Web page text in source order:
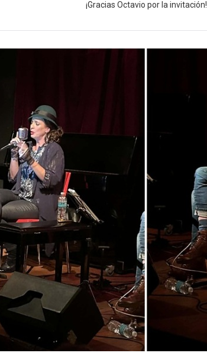
¡Gracias Octavio por la invitación!